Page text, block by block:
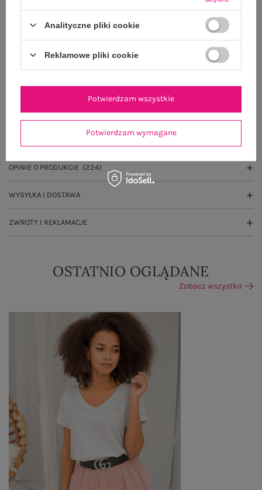
100 dni na zwrot
OPIS PRODUKTU
OPINIE O PRODUKCIE (224)
WYSYŁKA I DOSTAWA
ZWROTY I REKLAMACJE
OSTATNIO OGLĄDANE
Zobacz wszystko
Analityczne pliki cookie
Reklamowe pliki cookie
Potwierdzam wymagane
Potwierdzam wszystkie